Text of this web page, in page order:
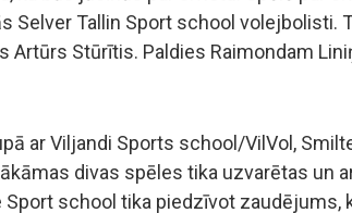
Tallin Sport school volejbolisti.
Stūrītis. Paldies Raimondam
ar Viljandi Sports school/VilVol,
divas spēles tika uzvarētas un
school tika piedzīvot zaudējums,